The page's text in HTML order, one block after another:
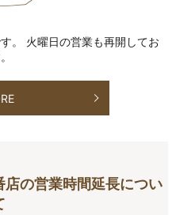
。 火曜日の営業も再開してお
の営業時間延長につい